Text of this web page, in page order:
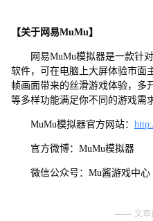
【关于网易MuMu】
网易MuMu模拟器是一款针对
软件，可在电脑上大屏体验市面
帧画面带来的丝滑游戏体验，多
等多样功能满足你不同的游戏需
MuMu模拟器官方网站：
官方微博：MuMu模拟器
微信公众号：Mu酱游戏中心
文章